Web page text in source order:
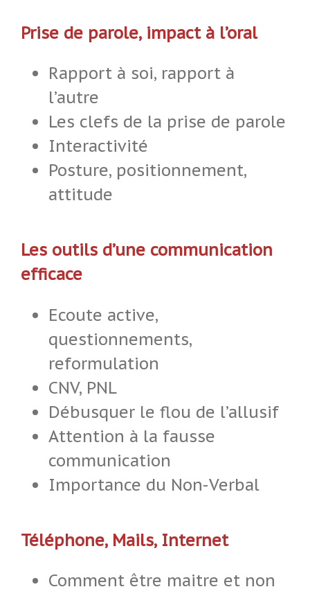
Prise de parole, impact à l’oral
Rapport à soi, rapport à
l’autre
Les clefs de la prise de parole
Interactivité
Posture, positionnement,
attitude
Les outils d’une communication
efficace
Ecoute active,
questionnements,
reformulation
CNV, PNL
Débusquer le flou de l’allusif
Attention à la fausse
communication
Importance du Non-Verbal
Téléphone, Mails, Internet
Comment être maitre et non